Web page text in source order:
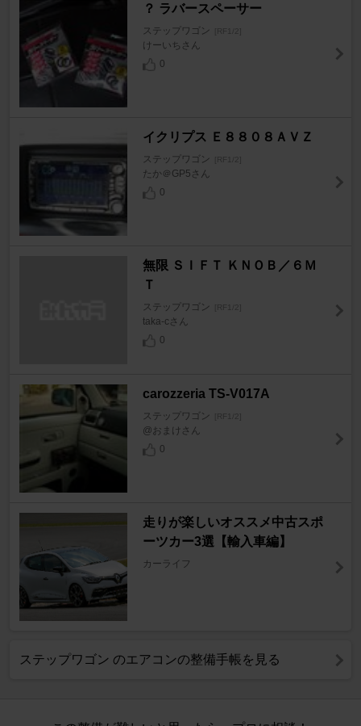
？ ラバースペーサー
ステップワゴン [RF1/2]
けーいちさん
0
イクリプス Ｅ８８０８ＡＶＺ
ステップワゴン [RF1/2]
たか＠GP5さん
0
無限 ＳＩＦＴ ＫＮＯＢ／６Ｍ
Ｔ
ステップワゴン [RF1/2]
taka-cさん
0
carozzeria TS-V017A
ステップワゴン [RF1/2]
@おまけさん
0
走りが楽しいオススメ中古スポ
ーツカー3選【輸入車編】
カーライフ
ステップワゴン のエアコンの整備手帳を見る